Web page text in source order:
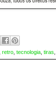
retro, tecnologia, tiras,